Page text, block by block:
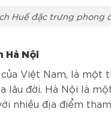
Huế đặc trưng phong
Hà Nội
Việt Nam, là một
lâu đời. Hà Nội là
nhiều địa điểm